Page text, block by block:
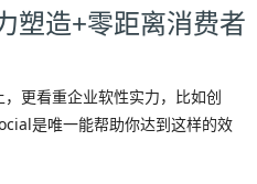
塑造+零距离消费者
更看重企业软性实力，比如创
是唯一能帮助你达到这样的效